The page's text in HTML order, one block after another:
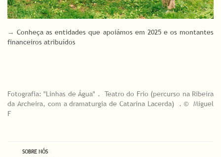
→Conheça as entidades que apoiámos em 2025 e os montantes
financeiros atribuídos
Fotografia: "Linhas de Água" . Teatro do Frio (percurso na Ribeira
da Archeira, com a dramaturgia de Catarina Lacerda) . © Miguel
F
SOBRE NÓS